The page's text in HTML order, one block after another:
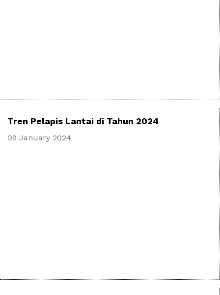
Tren Pelapis Lantai di Tahun 2024
09 January 2024